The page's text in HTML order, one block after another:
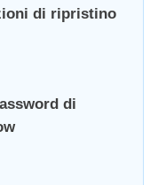
di ripristino
di